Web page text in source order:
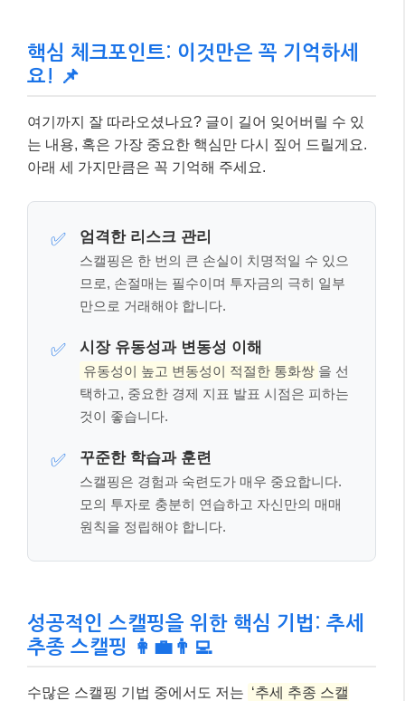
핵심 체크포인트: 이것만은 꼭 기억하세
요! 📌
여기까지 잘 따라오셨나요? 글이 길어 잊어버릴 수 있
는 내용, 혹은 가장 중요한 핵심만 다시 짚어 드릴게요.
아래 세 가지만큼은 꼭 기억해 주세요.
✅ 엄격한 리스크 관리
스캘핑은 한 번의 큰 손실이 치명적일 수 있으
므로, 손절매는 필수이며 투자금의 극히 일부
만으로 거래해야 합니다.
✅ 시장 유동성과 변동성 이해
유동성이 높고 변동성이 적절한 통화쌍 을 선
택하고, 중요한 경제 지표 발표 시점은 피하는
것이 좋습니다.
✅ 꾸준한 학습과 훈련
스캘핑은 경험과 숙련도가 매우 중요합니다.
모의 투자로 충분히 연습하고 자신만의 매매
원칙을 정립해야 합니다.
성공적인 스캘핑을 위한 핵심 기법: 추세
추종 스캘핑 👩‍💼👨‍💻
수많은 스캘핑 기법 중에서도 저는 ‘추세 추종 스캘